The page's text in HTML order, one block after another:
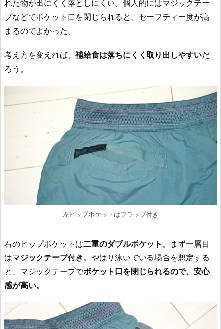
れた物が出にくく落としにくい。個人的にはマジックテー
プなどでポケット口を閉じられると、セーフティー度が高
まるのでよかった。
考え方を変えれば、 補給食は落ちにくく取り出しやすいだ
ろう。
左ヒップポケットはフラップ付き
右のヒップポケットは二重のダブルポケット 。まず一層目
はマジックテープ付き 。やはり泳いでいる場合を想定する
と、マジックテープでポケット口を閉じられるので、安心
感が高い。